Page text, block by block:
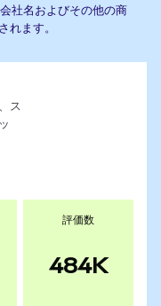
社名およびその他の商
れます。
ス
評価数
484K